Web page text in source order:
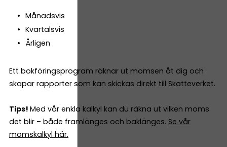
Månadsvis
Kvartalsvis
Årligen
Ett bokföringsprogram räknar ut momsen åt dig och
skapar rapporter som kan skickas direkt till Skatteverket.
Tips! Med vår enkla kalkyl kan du räkna ut vilken moms
det blir – både framlänges och baklänges. Se vår
momskalkyl här.